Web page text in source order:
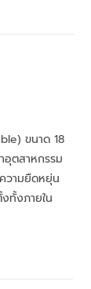
ขนาด 18
อุตสาหกรรม
วามยืดหยุ่น
ทั้งภายใน